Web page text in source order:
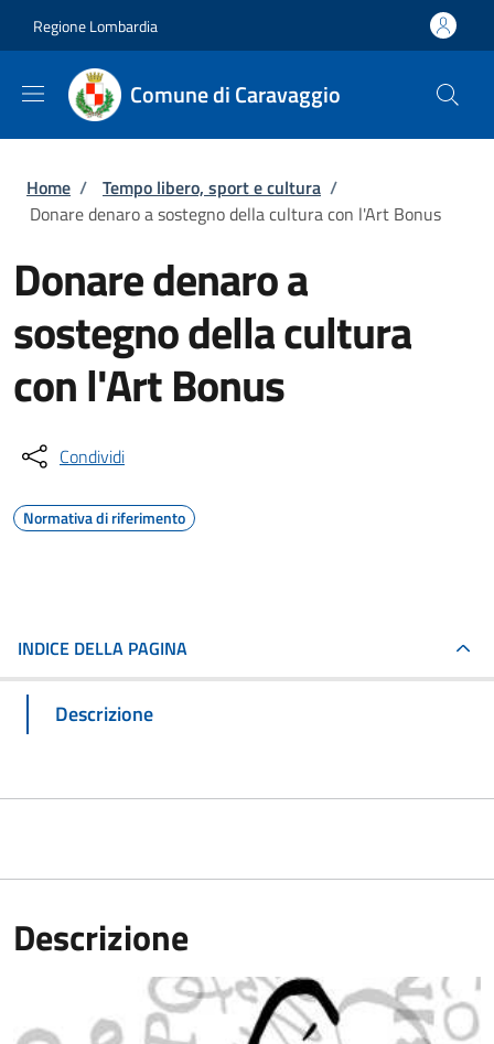
Regione Lombardia
Comune di Caravaggio
Briciole di pane
Home / Tempo libero, sport e cultura /
Donare denaro a sostegno della cultura con l'Art Bonus
Donare denaro a
sostegno della cultura
con l'Art Bonus
Condividi
Normativa di riferimento
INDICE DELLA PAGINA
Descrizione
Descrizione